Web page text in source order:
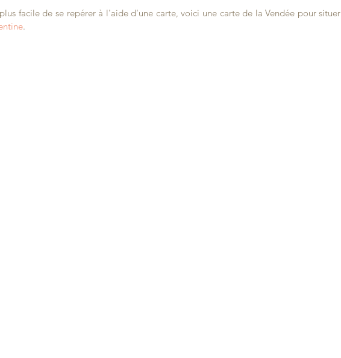
facile de se repérer à l'aide d'une carte, voici une carte de la Vendée pour situer
.